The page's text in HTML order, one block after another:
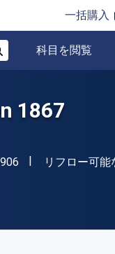
一括購入
科目を閲覧
1867
"ISBN-13
形式
リフロー可能